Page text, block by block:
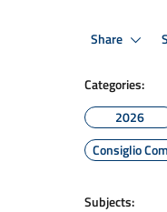
Share
Categories:
2026
Consiglio
Subjects: